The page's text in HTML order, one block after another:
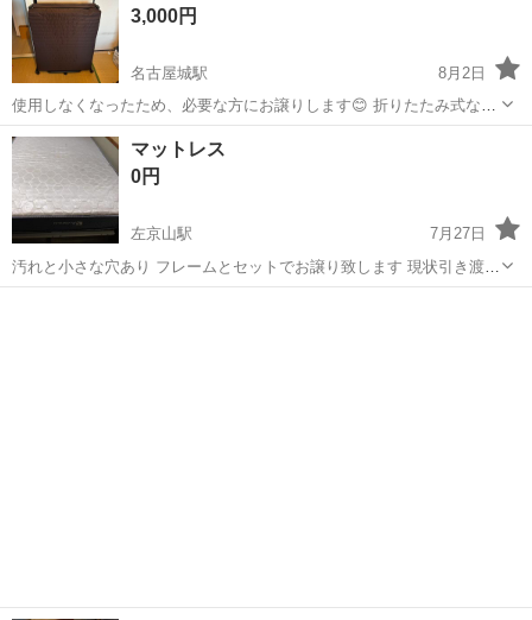
3,000円
名古屋城駅
8月2日
使用しなくなったため、必要な方にお譲りします😊 折りたたみ式なの
で、使わない時は写真のようにコンパクトに収納できます。 キャスタ
ー付きなので移動もしやすいです。 中古品のため、多少の使用感はあ
ります。 状態は写真にてご確...
愛知 名古屋市 名古屋城駅
マットレス
0円
左京山駅
7月27日
汚れと小さな穴あり フレームとセットでお譲り致します 現状引き渡し
問い合わせの際日時等もお願い致します 早期引き渡し希望 本日20時〜